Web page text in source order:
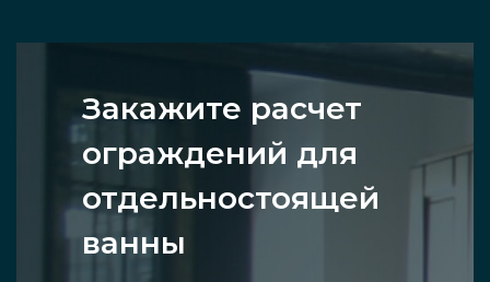
Закажите расчет
ограждений для
отдельностоящей
ванны